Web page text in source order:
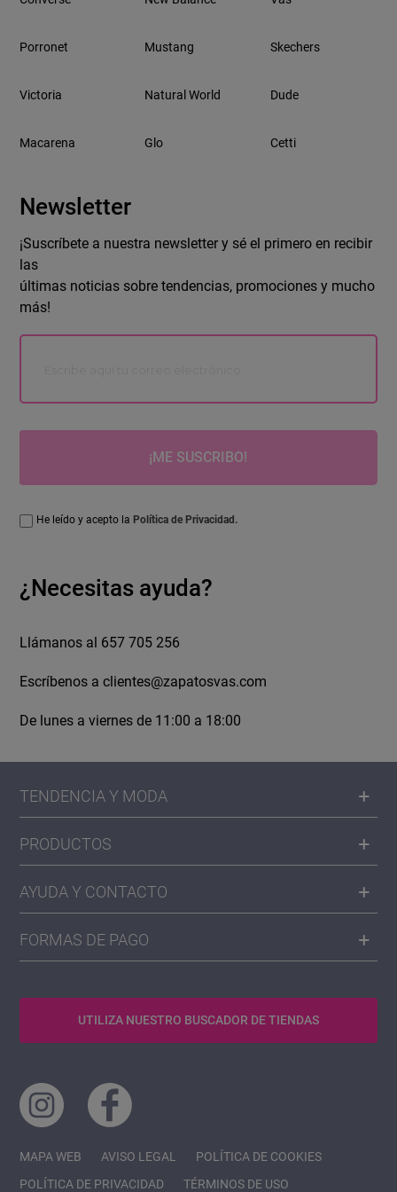
Porronet Mustang Skechers
Victoria Natural World Dude
Macarena Glo Cetti
Newsletter
¡Suscríbete a nuestra newsletter y sé el primero en recibir
las
últimas noticias sobre tendencias, promociones y mucho
más!
¡ME SUSCRIBO!
He leído y acepto la Política de Privacidad.
¿Necesitas ayuda?
Llámanos al 657 705 256
Escríbenos aclientes@zapatosvas.com
De lunes a viernes de 11:00 a 18:00
TENDENCIA Y MODA
PRODUCTOS
AYUDA Y CONTACTO
FORMAS DE PAGO
UTILIZA NUESTRO BUSCADOR DE TIENDAS
MAPA WEB AVISO LEGAL
POLÍTICA DE COOKIES
POLÍTICA DE PRIVACIDAD
TÉRMINOS DE USO